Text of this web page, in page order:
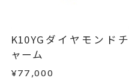
K10YGダイヤモンドチ
ャーム
¥77,000